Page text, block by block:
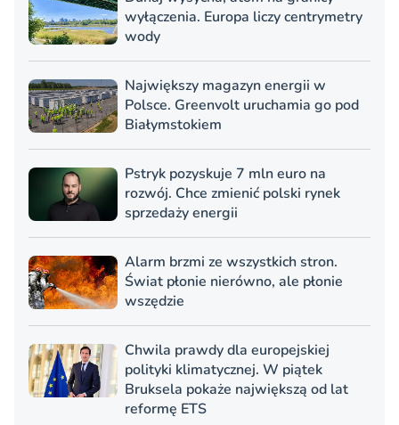
wyłączenia. Europa liczy centrymetry
wody
Największy magazyn energii w
Polsce. Greenvolt uruchamia go pod
Białymstokiem
Pstryk pozyskuje 7 mln euro na
rozwój. Chce zmienić polski rynek
sprzedaży energii
Alarm brzmi ze wszystkich stron.
Świat płonie nierówno, ale płonie
wszędzie
Chwila prawdy dla europejskiej
polityki klimatycznej. W piątek
Bruksela pokaże największą od lat
reformę ETS